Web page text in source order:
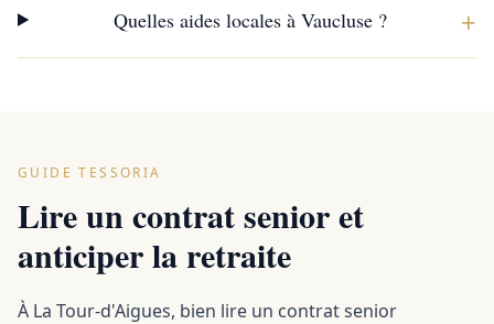
Quelles aides locales à Vaucluse ? +
GUIDE TESSORIA
Lire un contrat senior et
anticiper la retraite
À La Tour-d'Aigues, bien lire un contrat senior